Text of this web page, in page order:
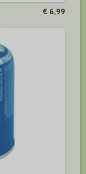
€ 6,99